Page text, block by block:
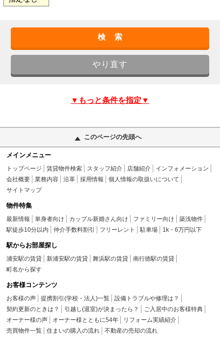
▼もっと条件を指定▼
このページの先頭へ
メインメニュー
トップページ 賃貸物件検索 スタッフ紹介 店舗紹介
インフォメーション
会社概要
業務内容 沿革 採用情報
個人情報の取扱いについて
サイトマップ
物件特集
最新情報 単身者向け カップル新婚さん向け ファミリー向け
築浅物件
駅徒歩10分以内
仲介手数料割引 フリーレント 駐車場 1k・6万円以下
駅からお部屋探し
浦安駅の賃貸 新浦安駅の賃貸 舞浜駅の賃貸
南行徳駅の賃貸
町名から探す
お客様コンテンツ
お客様の声 提携割引(学校・法人)一覧
設備トラブルや修理は？
契約更新のときは？
引越し(退室)が決まったら？
ご入居中のお客様特典
オーナー様の声
オーナー様とともに54年
リフォーム実績紹介
売買物件一覧
住まいの購入の流れ 不動産の売却の流れ